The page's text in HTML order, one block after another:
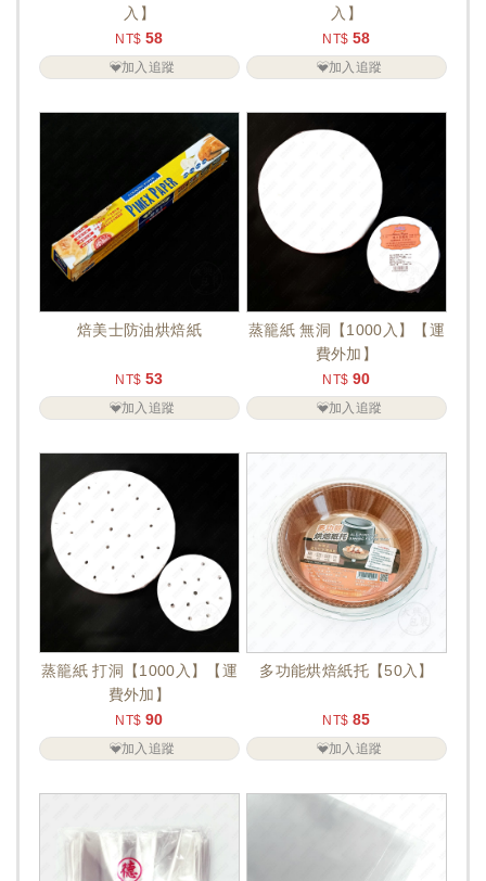
入】
NT$ 58
加入追蹤
入】
NT$ 58
加入追蹤
焙美士防油烘焙紙
NT$ 53
加入追蹤
蒸籠紙 無洞【1000入】【運
費外加】
NT$ 90
加入追蹤
蒸籠紙 打洞【1000入】【運
費外加】
NT$ 90
加入追蹤
多功能烘焙紙托【50入】
NT$ 85
加入追蹤